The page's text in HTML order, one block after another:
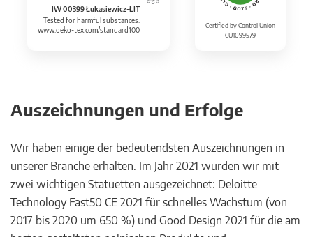
IW 00399 Łukasiewicz-ŁIT
Tested for harmful substances.
www.oeko-tex.com/standard100
Certified by Control Union
CU1099579
Auszeichnungen und Erfolge
Wir haben einige der bedeutendsten Auszeichnungen in
unserer Branche erhalten. Im Jahr 2021 wurden wir mit
zwei wichtigen Statuetten ausgezeichnet: Deloitte
Technology Fast50 CE 2021 für schnelles Wachstum (von
2017 bis 2020 um 650 %) und Good Design 2021 für die am